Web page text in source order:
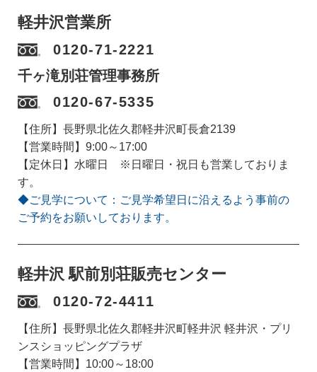
軽井沢営業所
0120-71-2221
千ヶ滝別荘管理事務所
0120-67-5335
【住所】長野県北佐久郡軽井沢町長倉2139
【営業時間】9:00～17:00
【定休日】水曜日 ※日曜日・祝日も営業しておりま
す。
◆ご見学について：ご見学希望日に沿えるよう事前の
ご予約をお願いしております。
軽井沢 駅前別荘販売センター
0120-72-4411
【住所】長野県北佐久郡軽井沢町軽井沢 軽井沢・プリ
ンスショッピングプラザ
【営業時間】10:00～18:00